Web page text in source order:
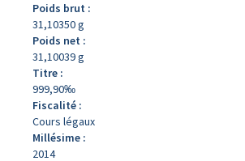
Poids brut :
31,10350 g
Poids net :
31,10039 g
Titre :
999,90‰
Fiscalité :
Cours légaux
Millésime :
2014